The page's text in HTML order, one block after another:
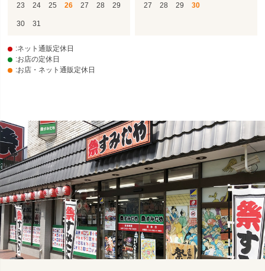
23 24 25 26 27 28 29
30 31
27 28 29 30
:ネット通販定休日
:お店の定休日
:お店・ネット通販定休日